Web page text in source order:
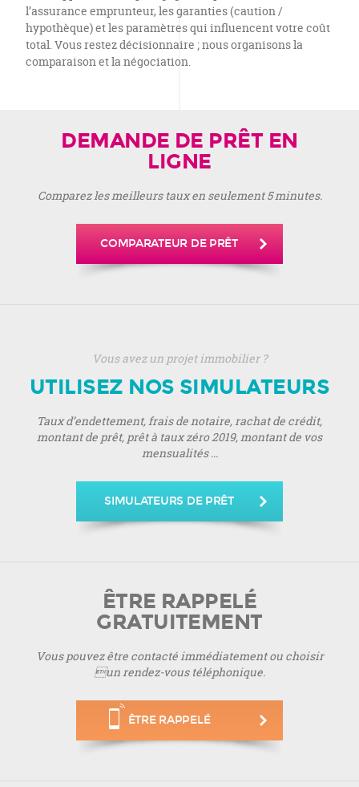
l’assurance emprunteur, les garanties (caution /
hypothèque) et les paramètres qui influencent votre coût
total. Vous restez décisionnaire ; nous organisons la
comparaison et la négociation.
DEMANDE DE PRÊT EN
LIGNE
Comparez les meilleurs taux en seulement 5 minutes.
COMPARATEUR DE PRÊT
Vous avez un projet immobilier ?
UTILISEZ NOS SIMULATEURS
Taux d’endettement, frais de notaire, rachat de crédit,
montant de prêt, prêt à taux zéro 2019, montant de vos
mensualités ...
SIMULATEURS DE PRÊT
ÊTRE RAPPELÉ
GRATUITEMENT
Vous pouvez être contacté immédiatement ou choisir
un rendez-vous téléphonique.
ÊTRE RAPPELÉ